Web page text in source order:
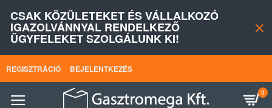
CSAK KÖZÜLETEKET ÉS VÁLLALKOZÓ
IGAZOLVÁNNYAL RENDELKEZŐ
ÜGYFELEKET SZOLGÁLUNK KI!
REGISZTRÁCIÓ BEJELENTKEZÉS
0